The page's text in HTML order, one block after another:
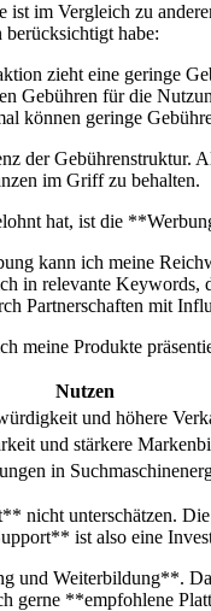
im Vergleich zu
habe:
zieht eine geringe
Gebühren ‌für die
können geringe‌
der
im Griff zu behalten.
⁢hat, ist die
kann ich meine
in relevante Keywords,
Partnerschaften mit
meine Produkte
Nutzen
und‌ höhere⁣
und stärkere
in
nicht unterschätzen.⁢
ist also eine
Weiterbildung**.
gerne **empfohlene